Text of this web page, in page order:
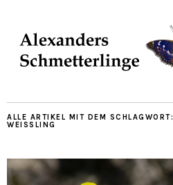
ALLE ARTIKEL MIT DEM SCHLAGWORT:
WEISSLING